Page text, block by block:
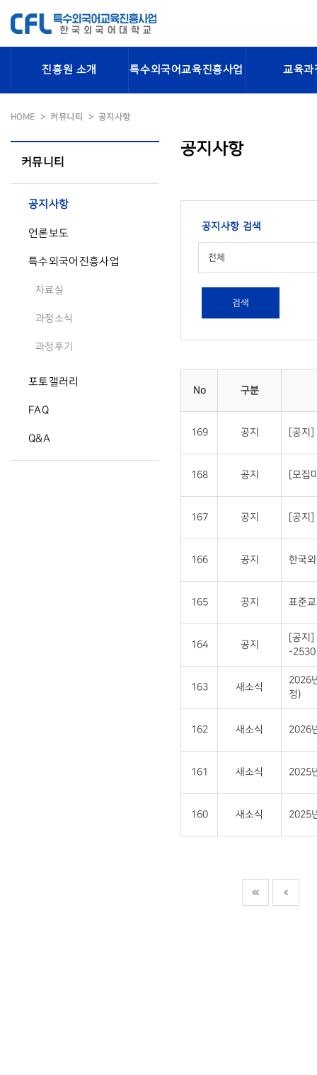
진흥원 소개 특수외국어교육진흥사업 교육과
HOME 커뮤니티 공지사항
커뮤니티
공지사항
언론보도
특수외국어진흥사업
자료실
과정소식
과정후기
포토갤러리
FAQ
Q&A
공지사항
공지사항 검색
전체
검색
No 구분
169 공지 [공지]
168 공지 [모집
167 공지 [공지]
166 공지 한국
165 공지 표준
164 공지
[공지]
-2530
163 새소식
2026
정)
162 새소식 2026
161 새소식 2025
160 새소식 2025